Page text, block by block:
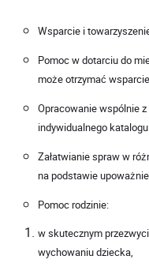
Wsparcie i
Pomoc w dotarciu do
może otrzymać
Opracowanie wspólnie
indywidualnego
Załatwianie spraw w
na podstawie
Pomoc rodzinie:
w skutecznym
wychowaniu dziecka,